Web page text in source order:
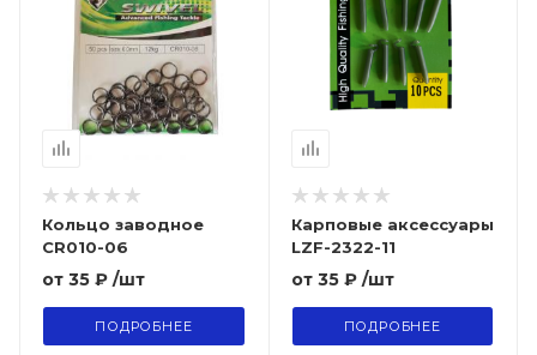
Кольцо заводное
CR010-06
от 35 ₽ /шт
ПОДРОБНЕЕ
Карповые аксессуары
LZF-2322-11
от 35 ₽ /шт
ПОДРОБНЕЕ